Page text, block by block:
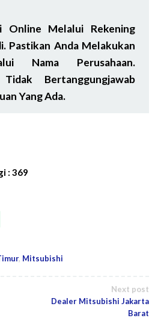
Online Melalui Rekening
Pastikan Anda Melakukan
Nama Perusahaan.
Bertanggungjawab
Yang Ada.
: 369
, Mitsubishi
Next post
Dealer Mitsubishi Jakarta
Barat